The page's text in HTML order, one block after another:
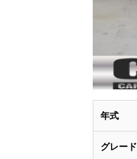
年式
グレード